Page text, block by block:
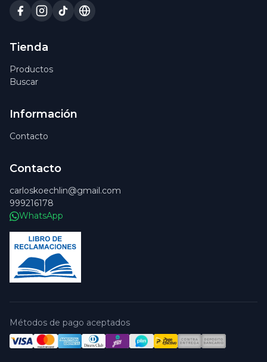
Tienda
Productos
Buscar
Información
Contacto
Contacto
carloskoechlin@gmail.com
999216178
WhatsApp
Métodos de pago aceptados